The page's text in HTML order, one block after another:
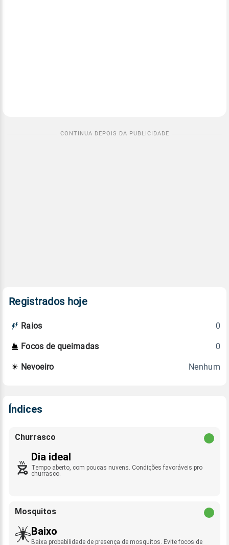
Registrados hoje
Raios 0
Focos de queimadas 0
Nevoeiro Nenhum
Índices
Churrasco
Dia ideal
Tempo aberto, com poucas nuvens. Condições favoráveis pro
churrasco.
Mosquitos
Baixo
Baixa probabilidade de presença de mosquitos. Evite focos de